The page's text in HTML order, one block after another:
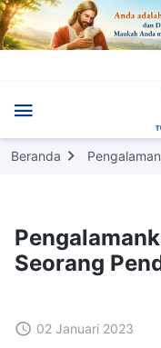
Beranda
Seorang
02 Januari 2023